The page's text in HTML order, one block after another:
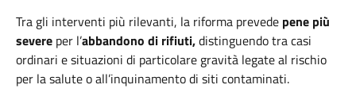
Tra gli interventi più rilevanti, la riforma prevede pene più
severe per l’abbandono di rifiuti,distinguendo tra casi
ordinari e situazioni di particolare gravità legate al rischio
per la salute o all’inquinamento di siti contaminati.